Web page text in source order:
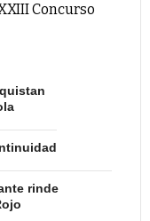
Concurso
rinde